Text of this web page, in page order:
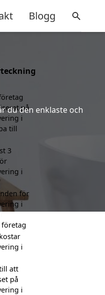
Blogg
du den enklaste och
på
i
till
3
i
för
i
i
att
på
i